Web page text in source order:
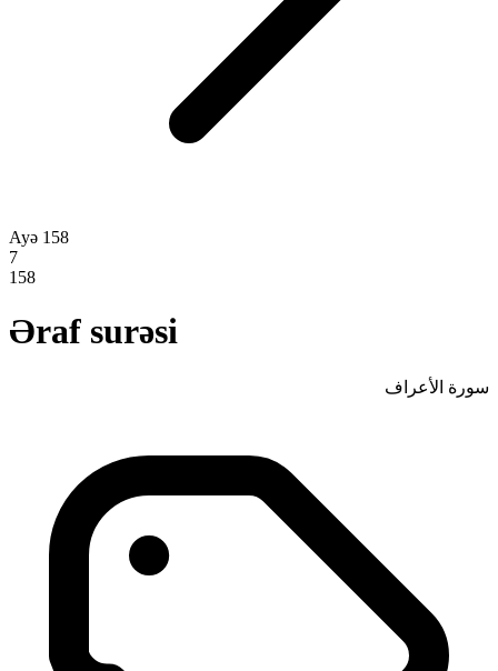
Ayə 158
7
158
Əraf surəsi
سورة الأعراف